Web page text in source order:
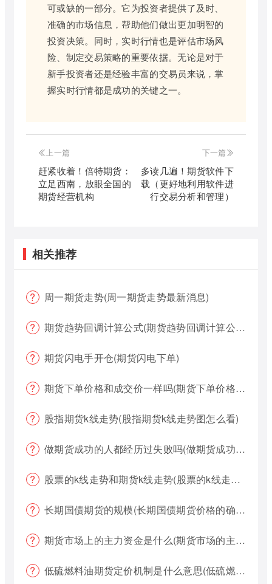
可或缺的一部分。它为投资者提供了及时、
准确的市场信息，帮助他们做出更加明智的
投资决策。同时，实时行情也是评估市场风
险、制定交易策略的重要依据。无论是对于
新手投资者还是经验丰富的交易员来说，掌
握实时行情都是成功的关键之一。
上一篇
赶紧收着！倍特期货：
立足西南，放眼全国的
期货经营机构
下一篇
多读几遍！期货软件下
载（更好地利用软件进
行交易分析和管理）
相关推荐
周一期货走势(周一期货走势最新消息)
期货趋势回调计算公式(期货趋势回调计算公式是什么)
期货闪电手开仓(期货闪电下单)
期货下单价格和成交价一样吗(期货下单价格哪个好?)
股指期货k线走势(股指期货k线走势图怎么看)
做期货成功的人都经历过失败吗(做期货成功的人都经历过失败吗为什么)
股票的k线走势和期货k线走势(股票的k线走势和期货k线走势一样吗)
长期国债期货的规模(长期国债期货价格的确定)
期货市场上的主力资金是什么(期货市场的主力资金都是什么样的)
低硫燃料油期货定价机制是什么意思(低硫燃料油期货定价机制是什么意思啊)